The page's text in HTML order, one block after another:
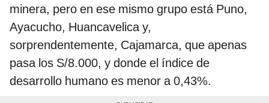
minera, pero en ese mismo grupo está Puno,
Ayacucho, Huancavelica y,
sorprendentemente, Cajamarca, que apenas
pasa los S/8.000, y donde el índice de
desarrollo humano es menor a 0,43%.